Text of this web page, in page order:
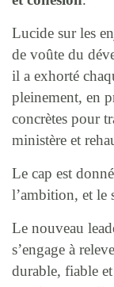
Lucide sur les
de voûte du
il a exhorté
pleinement, en
concrètes pour
ministère et
Le cap est
l’ambition, et le
Le nouveau
s’engage à
durable, fiable